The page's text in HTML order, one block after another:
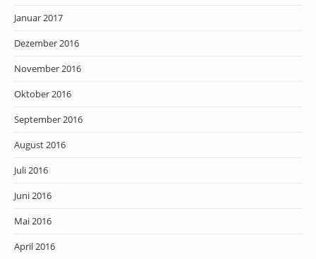
Januar 2017
Dezember 2016
November 2016
Oktober 2016
September 2016
August 2016
Juli 2016
Juni 2016
Mai 2016
April 2016